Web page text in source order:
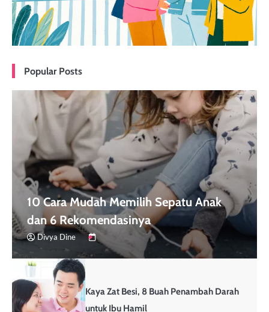
Popular Posts
10 Cara Mudah Memilih Sepatu Anak
dan 6 Rekomendasinya
Divya Dine
Kaya Zat Besi, 8 Buah Penambah Darah
untuk Ibu Hamil